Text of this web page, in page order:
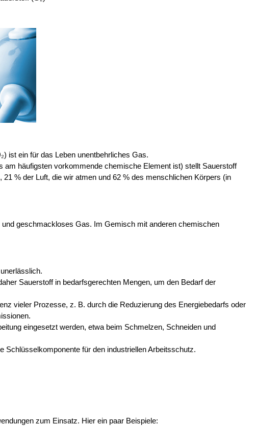
ist ein für das Leben unentbehrliches Gas.
am häufigsten vorkommende chemische Element ist) stellt Sauerstoff
21 % der Luft, die wir atmen und 62 % des menschlichen Körpers (in
geschmackloses Gas. Im Gemisch mit anderen chemischen
Sauerstoff in bedarfsgerechten Mengen, um den Bedarf der
vieler Prozesse, z. B. durch die Reduzierung des Energiebedarfs oder
eingesetzt werden, etwa beim Schmelzen, Schneiden und
Schlüsselkomponente für den industriellen Arbeitsschutz.
zum Einsatz. Hier ein paar Beispiele: